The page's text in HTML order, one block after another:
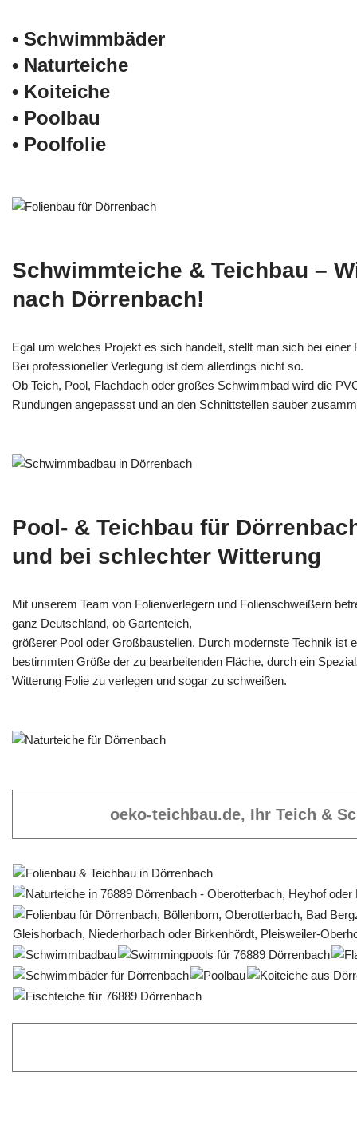
• Schwimm­bäder
• Naturteiche
• Koiteiche
• Poolbau
• Poolfolie
Schwimmteiche & Teichbau –
nach Dörrenbach!
Egal um welches Projekt es sich handelt, stellt man sich bei einer
Bei professioneller Verlegung ist dem allerdings nicht so.
Ob Teich, Pool, Flachdach oder großes Schwimmbad wird die
Rundungen angepassst und an den Schnittstellen sauber
Pool- & Teichbau für
und bei schlechter Witterung
Mit unserem Team von Folienverlegern und Folien­schweißern
ganz Deutschland, ob Gartenteich,
größerer Pool oder Großbaustellen. Durch modernste Technik ist
bestimmten Größe der zu bearbeitenden Fläche, durch ein
Witterung Folie zu verlegen und sogar zu schweißen.
oeko-teichbau.de, Ihr Teich &